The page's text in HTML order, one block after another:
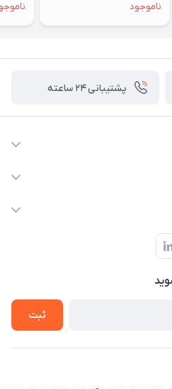
ناموجود
پشتیبانی ۲۴ ساعته
ثبت